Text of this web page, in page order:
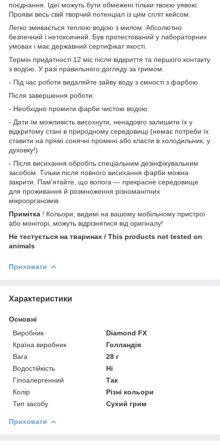
поєднання. Ідеї можуть бути обмежені тільки твоєю уявою.
Прояви весь свій творчий потенціал із цим спліт кейсом.
Легко змивається теплою водою з милом. Абсолютно
безпечний і нетоксичний. Був протестований у лабораторних
умовах і має державний сертифікат якості.
Термін придатності 12 міс після відкриття та першого контакту
з водою. У разі правильного догляду за гримом.
- Під час роботи видаляйте зайву воду з ємності з фарбою.
Після завершення роботи:
- Необхідно промити фарби чистою водою.
- Дати їм можливість висохнути, ненадовго залишити їх у
відкритому стані в природному середовищі (немає потреби їх
ставити на прямі сонячні промені або класти в холодильник, у
духовку!)
- Після висихання обробіть спеціальним дезінфікувальним
засобом. Тільки після повного висихання фарби можна
закрити. Пам'ятайте, що волога — прекрасне середовище
для проживання й розмноження різноманітних
мікроорганізмів.
Примітка ! Кольори, видимі на вашому мобільному пристрої
або моніторі, можуть відрізнятися від оригіналу!
Не тестується на тваринах / This products not tested on
animals
Приховати
Характеристики
Основні
Виробник
Diamond FХ
Країна виробник
Голландія
Вага
28 г
Водостійкість
Ні
Гіпоалергенний
Так
Колір
Різні кольори
Тип засобу
Сухий грим
Приховати